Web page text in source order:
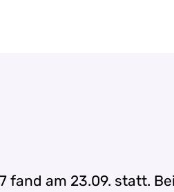
fand am 23.09. statt.